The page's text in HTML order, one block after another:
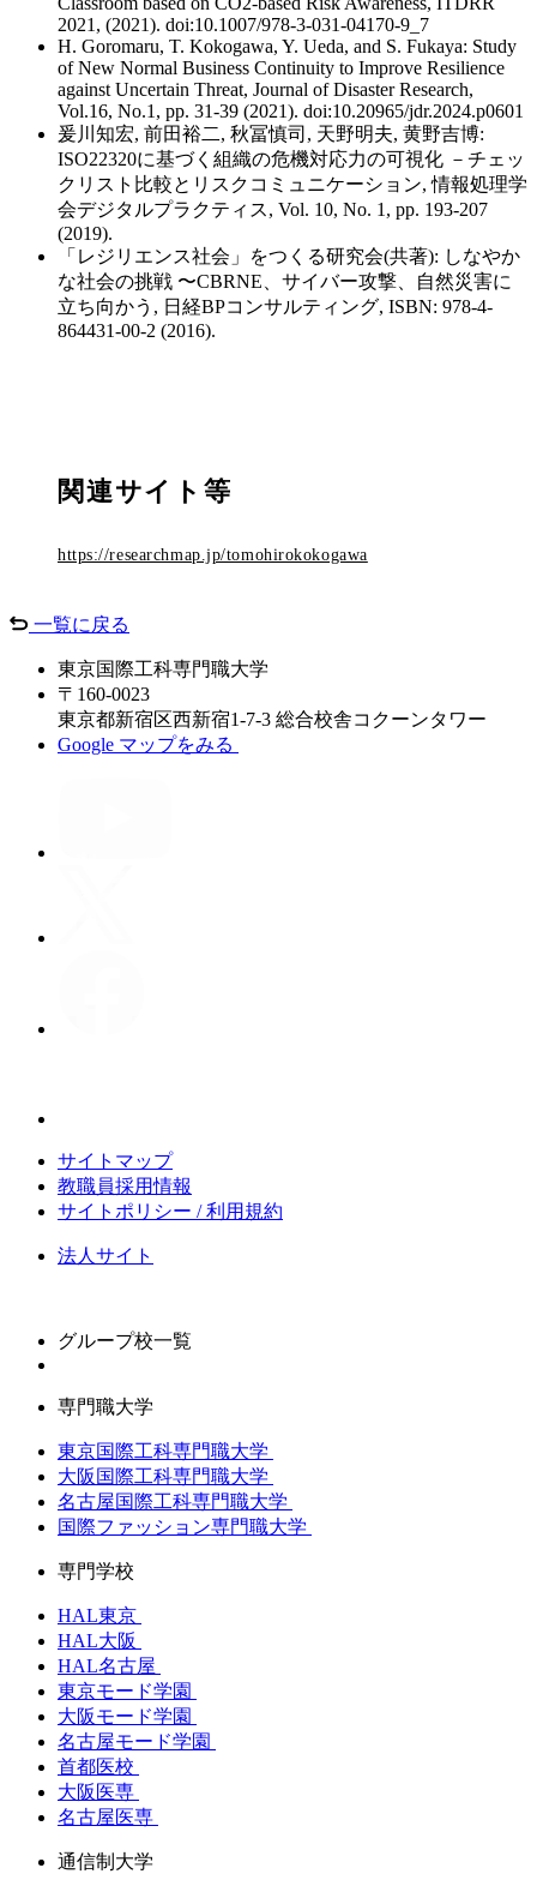
2021, (2021). doi:10.1007/978-3-031-04170-9_7
H. Goromaru, T. Kokogawa, Y. Ueda, and S. Fukaya: Study
of New Normal Business Continuity to Improve Resilience
against Uncertain Threat, Journal of Disaster Research,
Vol.16, No.1, pp. 31-39 (2021). doi:10.20965/jdr.2024.p0601
爰川知宏, 前田裕二, 秋冨慎司, 天野明夫, 黄野吉博:
ISO22320に基づく組織の危機対応力の可視化 －チェッ
クリスト比較とリスクコミュニケーション, 情報処理学
会デジタルプラクティス, Vol. 10, No. 1, pp. 193-207
(2019).
「レジリエンス社会」をつくる研究会(共著): しなやか
な社会の挑戦 〜CBRNE、サイバー攻撃、自然災害に
立ち向かう, 日経BPコンサルティング, ISBN: 978-4-
864431-00-2 (2016).
関連サイト等
https://researchmap.jp/tomohirokokogawa
一覧に戻る
東京国際工科専門職大学
〒160-0023
東京都新宿区西新宿1-7-3 総合校舎コクーンタワー
Google マップをみる
サイトマップ
教職員採用情報
サイトポリシー / 利用規約
法人サイト
グループ校一覧
専門職大学
東京国際工科専門職大学
大阪国際工科専門職大学
名古屋国際工科専門職大学
国際ファッション専門職大学
専門学校
HAL東京
HAL大阪
HAL名古屋
東京モード学園
大阪モード学園
名古屋モード学園
首都医校
大阪医専
名古屋医専
通信制大学